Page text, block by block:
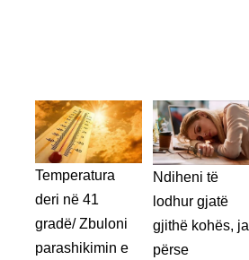
Temperatura
deri në 41
gradë/ Zbuloni
parashikimin e
Ndiheni të
lodhur gjatë
gjithë kohës, ja
përse